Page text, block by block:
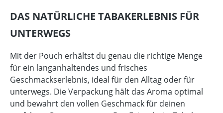
DAS NATÜRLICHE TABAKERLEBNIS FÜR
UNTERWEGS
Mit der Pouch erhältst du genau die richtige Menge
für ein langanhaltendes und frisches
Geschmackserlebnis, ideal für den Alltag oder für
unterwegs. Die Verpackung hält das Aroma optimal
und bewahrt den vollen Geschmack für deinen